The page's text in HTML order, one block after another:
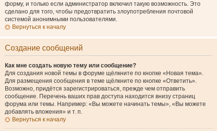
форму, и только если администратор включил такую возможность. Это
сделано для того, чтобы предотвратить злоупотребления почтовой
системой анонимными пользователями.
Вернуться к началу
Создание сообщений
Как мне создать новую тему или сообщение?
Для создания новой темы в форуме щёлкните по кнопке «Новая тема».
Для размещения сообщения в теме щёлкните по кнопке «Ответить».
Возможно, придётся зарегистрироваться, прежде чем отправить
сообщение. Перечень ваших прав доступа находится внизу страниц
форума или темы. Например: «Вы можете начинать темы», «Вы можете
добавлять вложения» и т. п.
Вернуться к началу